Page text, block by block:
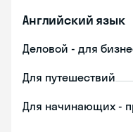
Английский язык
Деловой - для
Для путешествий
Для начинающих -